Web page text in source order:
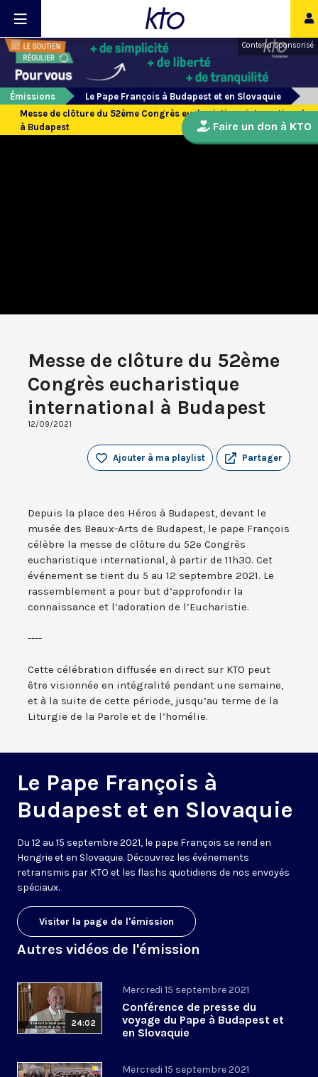
Contenu sponsorisé
Émissions
Le Pape François à Budapest et en Slovaquie
Messe de clôture du 52ème Congrès eucharistique international
à Budapest
Messe de clôture du 52ème
Congrès eucharistique
international à Budapest
12/09/2021
Partager
Ajouter à ma playlist
Depuis la place des Héros à Budapest, devant le
musée des Beaux-Arts de Budapest, le pape François
célèbre la messe de clôture du 52e Congrès
eucharistique international, à partir de 11h30. Cet
événement se tient du 5 au 12 septembre 2021. Le
rassemblement a pour but d’approfondir la
connaissance et l’adoration de l’Eucharistie.
----
Cette célébration diffusée en direct sur KTO peut
être visionnée en intégralité pendant une semaine,
et à la suite de cette période, jusqu’au terme de la
Liturgie de la Parole et de l’homélie.
Le Pape François à
Budapest et en Slovaquie
Du 12 au 15 septembre 2021, le pape François se rend en
Hongrie et en Slovaquie. Découvrez les événements
retransmis par KTO et les flashs quotidiens de nos envoyés
spéciaux.
Visiter la page de l'émission
Autres vidéos de l'émission
24:02
Mercredi 15 septembre 2021
Conférence de presse du
voyage du Pape à Budapest et
en Slovaquie
Mercredi 15 septembre 2021
Faire un don à KTO